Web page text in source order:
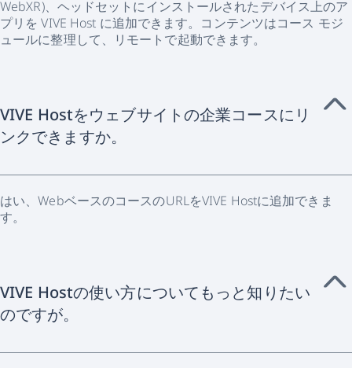
WebXR)、ヘッドセットにインストールされたデバイス上のア
プリを VIVE Host に追加できます。コンテンツはコース モジ
ュールに整理して、リモートで起動できます。
VIVE Hostをウェブサイトの企業コースにリ
ンクできますか。
はい、WebベースのコースのURLをVIVE Hostに追加できま
す。
VIVE Hostの使い方についてもっと知りたい
のですが。